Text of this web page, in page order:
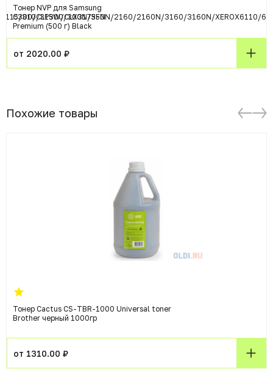
310/315W/CLX3175FN
Тонер NVP для Samsung
C300/CLP300/300N/350N/2160/2160N/3160/3160N/XEROX6110/
Premium (500 г) Black
от 2020.00 ₽
Похожие товары
Тонер Cactus CS-TBR-1000 Universal toner
Brother черный 1000гр
от 1310.00 ₽